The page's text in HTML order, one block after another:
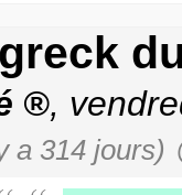
,
a 314 jours)